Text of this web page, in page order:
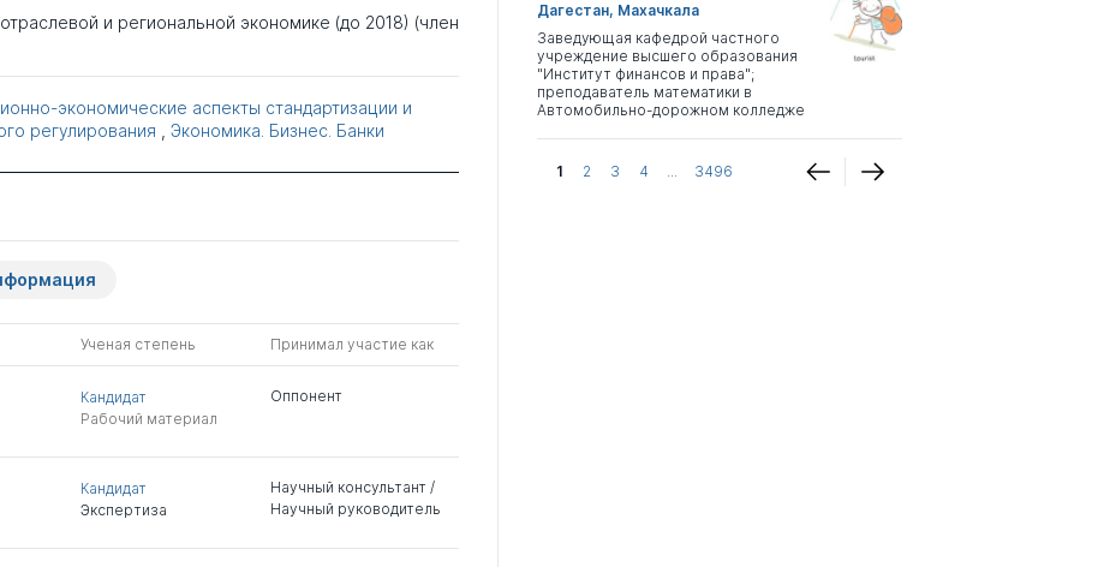
и региональной экономике (до 2018) (член
экономические аспекты стандартизации и
регулирования
Экономика. Бизнес. Банки
Ученая степень Принимал участие как
Кандидат
Рабочий материал
Оппонент
Кандидат
Экспертиза
Научный консультант /
Научный руководитель
Дагестан, Махачкала
Заведующая кафедрой частного
учреждение высшего образования
"Институт финансов и права";
преподаватель математики в
Автомобильно-дорожном колледже
1 2 3 4 ... 3496